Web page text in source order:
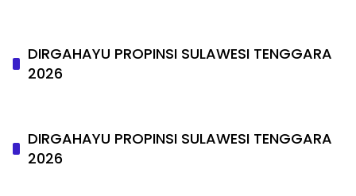
DIRGAHAYU PROPINSI SULAWESI TENGGARA
2026
DIRGAHAYU PROPINSI SULAWESI TENGGARA
2026